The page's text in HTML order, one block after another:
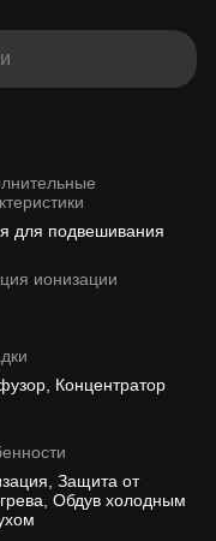
для подвешивания
ионизации
Концентратор
Защита от
Обдув холодным